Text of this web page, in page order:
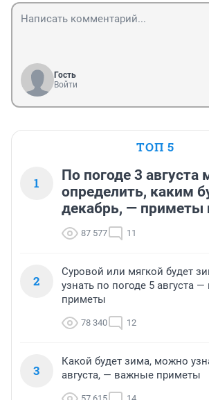
Гость
Войти
ТОП 5
1
По погоде 3
определить, каким
декабрь, — приметы
87 577 11
2
Суровой или мягкой будет
узнать по погоде 5 августа
приметы
78 340 12
3
Какой будет зима, можно
августа, — важные приметы